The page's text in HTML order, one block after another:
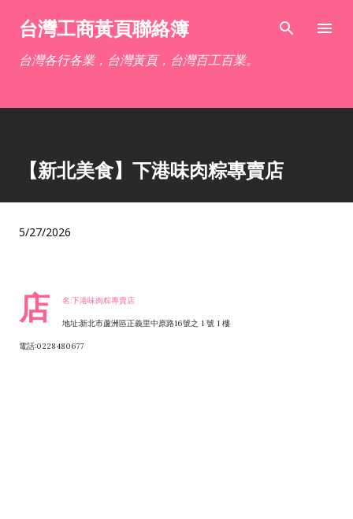
跳到主要內容
台灣工商黃頁聯絡簿
台灣各行各業，台灣黃頁，台灣百工百業。
【新北美食】下港味肉粽專賣店
5/27/2026
店 名:下港味肉粽專賣店
地址:新北市蘆洲區正義里中原路16號之 1 號 1 樓
電話:0228480677